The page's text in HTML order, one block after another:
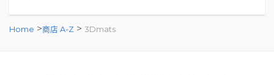
Home >商店 A-Z > 3Dmats